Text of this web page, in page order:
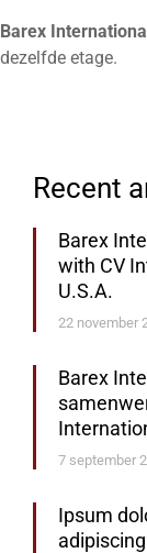
Barex
dezelfde etage.
Recent
Barex
with CV
U.S.A.
22 november
Barex
7 september
Ipsum
adipiscing